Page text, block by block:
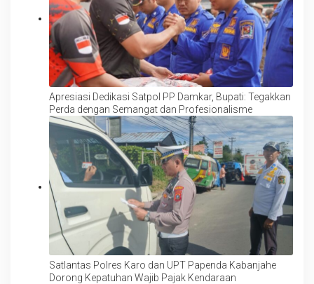
Apresiasi Dedikasi Satpol PP Damkar, Bupati: Tegakkan
Perda dengan Semangat dan Profesionalisme
Satlantas Polres Karo dan UPT Papenda Kabanjahe
Dorong Kepatuhan Wajib Pajak Kendaraan